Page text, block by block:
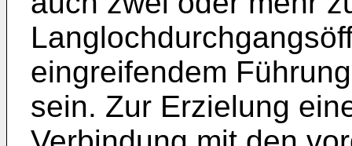
eingreifendem
sein. Zur Erzielung